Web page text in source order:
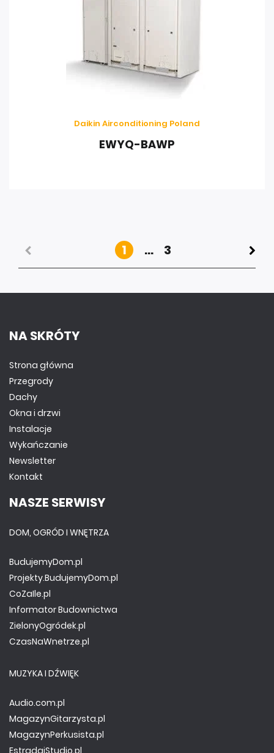
Daikin Airconditioning Poland
EWYQ-BAWP
1 ... 3
NA SKRÓTY
Strona główna
Przegrody
Dachy
Okna i drzwi
Instalacje
Wykańczanie
Newsletter
Kontakt
NASZE SERWISY
DOM, OGRÓD I WNĘTRZA
BudujemyDom.pl
Projekty.BudujemyDom.pl
CoZaIle.pl
Informator Budownictwa
ZielonyOgródek.pl
CzasNaWnetrze.pl
MUZYKA I DŹWIĘK
Audio.com.pl
MagazynGitarzysta.pl
MagazynPerkusista.pl